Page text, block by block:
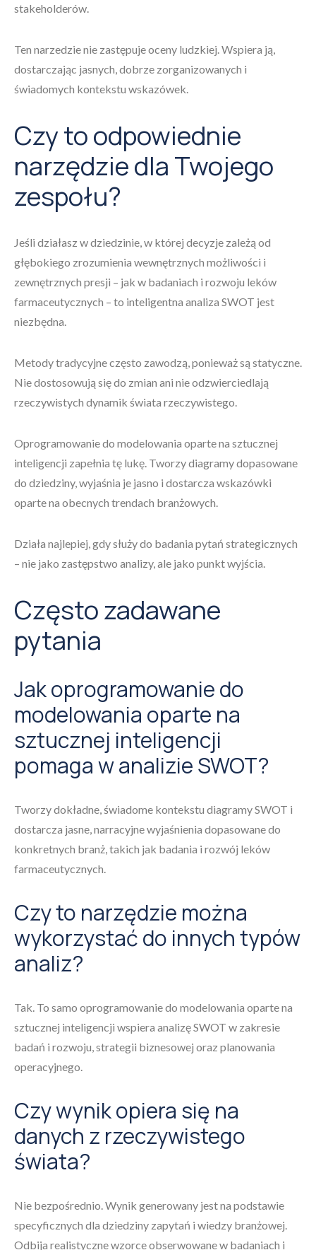
stakeholderów.
Ten narzedzie nie zastępuje oceny ludzkiej. Wspiera ją,
dostarczając jasnych, dobrze zorganizowanych i
świadomych kontekstu wskazówek.
Czy to odpowiednie
narzędzie dla Twojego
zespołu?
Jeśli działasz w dziedzinie, w której decyzje zależą od
głębokiego zrozumienia wewnętrznych możliwości i
zewnętrznych presji – jak w badaniach i rozwoju leków
farmaceutycznych – to inteligentna analiza SWOT jest
niezbędna.
Metody tradycyjne często zawodzą, ponieważ są statyczne.
Nie dostosowują się do zmian ani nie odzwierciedlają
rzeczywistych dynamik świata rzeczywistego.
Oprogramowanie do modelowania oparte na sztucznej
inteligencji zapełnia tę lukę. Tworzy diagramy dopasowane
do dziedziny, wyjaśnia je jasno i dostarcza wskazówki
oparte na obecnych trendach branżowych.
Działa najlepiej, gdy służy do badania pytań strategicznych
– nie jako zastępstwo analizy, ale jako punkt wyjścia.
Często zadawane
pytania
Jak oprogramowanie do
modelowania oparte na
sztucznej inteligencji
pomaga w analizie SWOT?
Tworzy dokładne, świadome kontekstu diagramy SWOT i
dostarcza jasne, narracyjne wyjaśnienia dopasowane do
konkretnych branż, takich jak badania i rozwój leków
farmaceutycznych.
Czy to narzędzie można
wykorzystać do innych typów
analiz?
Tak. To samo oprogramowanie do modelowania oparte na
sztucznej inteligencji wspiera analizę SWOT w zakresie
badań i rozwoju, strategii biznesowej oraz planowania
operacyjnego.
Czy wynik opiera się na
danych z rzeczywistego
świata?
Nie bezpośrednio. Wynik generowany jest na podstawie
specyficznych dla dziedziny zapytań i wiedzy branżowej.
Odbija realistyczne wzorce obserwowane w badaniach i